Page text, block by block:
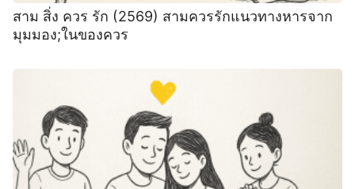
สาม สิ่ง ควร รัก (2569) สามควรรักแนวทางหารจาก
มุมมอง;ในของควร